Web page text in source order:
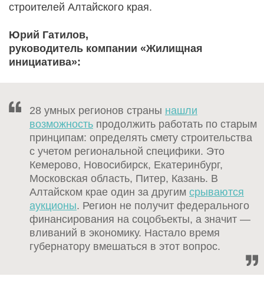
строителей Алтайского края.
Юрий Гатилов,
руководитель компании «Жилищная
инициатива»:
28 умных регионов страны нашли
возможность продолжить работать по старым
принципам: определять смету строительства
с учетом региональной специфики. Это
Кемерово, Новосибирск, Екатеринбург,
Московская область, Питер, Казань. В
Алтайском крае один за другим срываются
аукционы. Регион не получит федерального
финансирования на соцобъекты, а значит —
вливаний в экономику. Настало время
губернатору вмешаться в этот вопрос.